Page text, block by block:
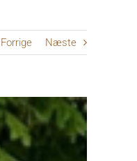
Forrige Næste